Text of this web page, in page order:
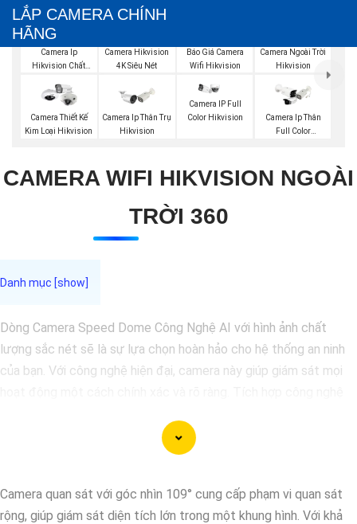
LẮP CAMERA CHÍNH
HÃNG
Camera Ip
Hikvision Chất
Camera Hikvision
4K Siêu Nét
Báo Giá Camera
Wifi Hikvision
Camera Ngoài Trời
Hikvision
Camera Thiết Kế
Kim Loại Hikvision
Camera Ip Thân Trụ
Hikvision
Camera IP Full
Color Hikvision
Camera Ip Thân
Full Color
CAMERA WIFI HIKVISION NGOÀI
TRỜI 360
Dòng Camera Speed Dome Công Nghệ AI với hình ảnh chất
lượng sắc nét sẽ là sự lựa chọn hoàn hảo cho hệ thống an ninh
của bạn. Với công nghệ hiện đại, camera này giúp giám sát mọi
giúp tăng cường hiệu quả giám sát và bảo vệ.
Hãy chọn Camera Speed Dome Công Nghệ AI để
vào một giải pháp an ninh đáng tin cậy.
Camera quan sát với góc nhìn 109° cung cấp phạm vi quan sát
rộng, giúp giám sát diện tích lớn trong một khung hình. Với khả